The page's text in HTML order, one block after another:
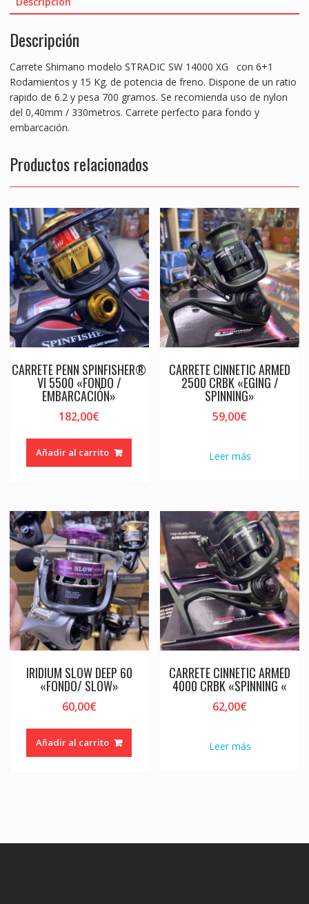
b
o
o
k
er l s
p
p
e
g
er
e
Descripción
Carrete Shimano modelo STRADIC SW 14000 XG con 6+1
Rodamientos y 15 Kg. de potencia de freno. Dispone de un ratio
rapido de 6.2 y pesa 700 gramos. Se recomienda uso de nylon
del 0,40mm / 330metros. Carrete perfecto para fondo y
embarcación.
Productos relacionados
CARRETE PENN SPINFISHER®
VI 5500 «FONDO /
EMBARCACIÓN»
182,00€
Añadir al carrito
CARRETE CINNETIC ARMED
2500 CRBK «EGING /
SPINNING»
59,00€
Leer más
IRIDIUM SLOW DEEP 60
«FONDO/ SLOW»
60,00€
Añadir al carrito
CARRETE CINNETIC ARMED
4000 CRBK «SPINNING «
62,00€
Leer más